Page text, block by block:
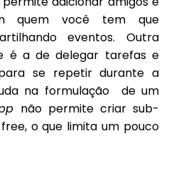
quem você tem que
eventos. Outra
é a de delegar tarefas e
se repetir durante a
na formulação de um
não permite criar sub-
o que limita um pouco